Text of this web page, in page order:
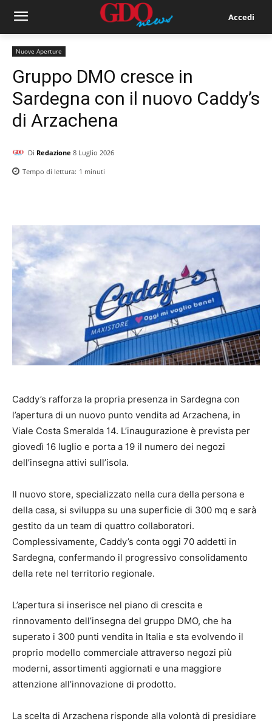
Accedi
Nuove Aperture
Gruppo DMO cresce in
Sardegna con il nuovo Caddy’s
di Arzachena
Di Redazione 8 Luglio 2026
Tempo di lettura: 1 minuti
Caddy’s rafforza la propria presenza in Sardegna con
l’apertura di un nuovo punto vendita ad Arzachena, in
Viale Costa Smeralda 14. L’inaugurazione è prevista per
giovedì 16 luglio e porta a 19 il numero dei negozi
dell’insegna attivi sull’isola.
Il nuovo store, specializzato nella cura della persona e
della casa, si sviluppa su una superficie di 300 mq e sarà
gestito da un team di quattro collaboratori.
Complessivamente, Caddy’s conta oggi 70 addetti in
Sardegna, confermando il progressivo consolidamento
della rete nel territorio regionale.
L’apertura si inserisce nel piano di crescita e
rinnovamento dell’insegna del gruppo DMO, che ha
superato i 300 punti vendita in Italia e sta evolvendo il
proprio modello commerciale attraverso negozi più
moderni, assortimenti aggiornati e una maggiore
attenzione all’innovazione di prodotto.
La scelta di Arzachena risponde alla volontà di presidiare